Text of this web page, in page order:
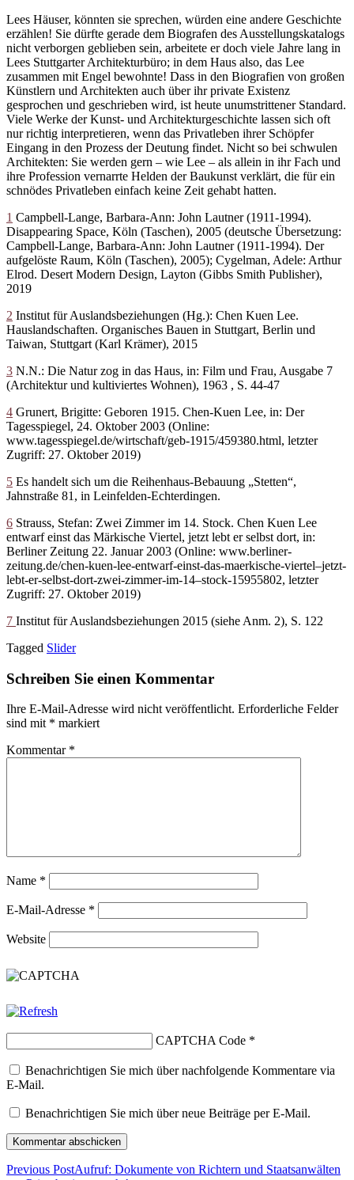
Lees Häuser, könnten sie sprechen, würden eine andere Geschichte
erzählen! Sie dürfte gerade dem Biografen des Ausstellungskatalogs
nicht verborgen geblieben sein, arbeitete er doch viele Jahre lang in
Lees Stuttgarter Architekturbüro; in dem Haus also, das Lee
zusammen mit Engel bewohnte! Dass in den Biografien von großen
Künstlern und Architekten auch über ihr private Existenz
gesprochen und geschrieben wird, ist heute unumstrittener Standard.
Viele Werke der Kunst- und Architekturgeschichte lassen sich oft
nur richtig interpretieren, wenn das Privatleben ihrer Schöpfer
Eingang in den Prozess der Deutung findet. Nicht so bei schwulen
Architekten: Sie werden gern – wie Lee – als allein in ihr Fach und
ihre Profession vernarrte Helden der Baukunst verklärt, die für ein
schnödes Privatleben einfach keine Zeit gehabt hatten.
1 Campbell-Lange, Barbara-Ann: John Lautner (1911-1994).
Disappearing Space, Köln (Taschen), 2005 (deutsche Übersetzung:
Campbell-Lange, Barbara-Ann: John Lautner (1911-1994). Der
aufgelöste Raum, Köln (Taschen), 2005); Cygelman, Adele: Arthur
Elrod. Desert Modern Design, Layton (Gibbs Smith Publisher),
2019
2 Institut für Auslandsbeziehungen (Hg.): Chen Kuen Lee.
Hauslandschaften. Organisches Bauen in Stuttgart, Berlin und
Taiwan, Stuttgart (Karl Krämer), 2015
3 N.N.: Die Natur zog in das Haus, in: Film und Frau, Ausgabe 7
(Architektur und kultiviertes Wohnen), 1963 , S. 44-47
4 Grunert, Brigitte: Geboren 1915. Chen-Kuen Lee, in: Der
Tagesspiegel, 24. Oktober 2003 (Online:
www.tagesspiegel.de/wirtschaft/geb-1915/459380.html, letzter
Zugriff: 27. Oktober 2019)
5 Es handelt sich um die Reihenhaus-Bebauung „Stetten“,
Jahnstraße 81, in Leinfelden-Echterdingen.
6 Strauss, Stefan: Zwei Zimmer im 14. Stock. Chen Kuen Lee
entwarf einst das Märkische Viertel, jetzt lebt er selbst dort, in:
Berliner Zeitung 22. Januar 2003 (Online: www.berliner-
zeitung.de/chen-kuen-lee-entwarf-einst-das-maerkische-viertel–jetzt-
lebt-er-selbst-dort-zwei-zimmer-im-14–stock-15955802, letzter
Zugriff: 27. Oktober 2019)
7 Institut für Auslandsbeziehungen 2015 (siehe Anm. 2), S. 122
Tagged Slider
Schreiben Sie einen Kommentar
Ihre E-Mail-Adresse wird nicht veröffentlicht. Erforderliche Felder
sind mit * markiert
Kommentar *
Name *
E-Mail-Adresse *
Website
CAPTCHA Code *
Benachrichtigen Sie mich über nachfolgende Kommentare via
E-Mail.
Benachrichtigen Sie mich über neue Beiträge per E-Mail.
Previous PostAufruf: Dokumente von Richtern und Staatsanwälten